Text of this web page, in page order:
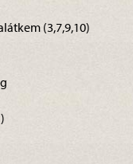
(3,7,9,10)